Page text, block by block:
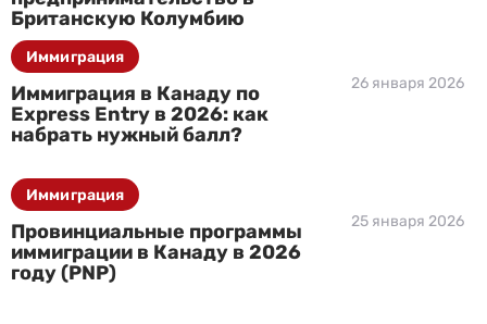
Британскую Колумбию
Иммиграция в Канаду по
Express Entry в 2026: как
набрать нужный балл?
26 января 2026
Иммиграция
Провинциальные программы
иммиграции в Канаду в 2026
году (PNP)
25 января 2026
Иммиграция